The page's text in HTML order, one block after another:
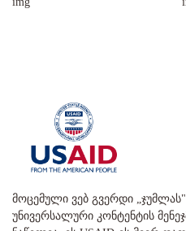
მოცემული ვებ გვერდი
უნივერსალური კონტენტის